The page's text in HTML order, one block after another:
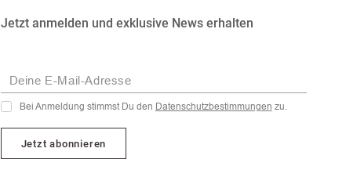
Jetzt anmelden und exklusive News erhalten
Deine E-Mail-Adresse
Bei Anmeldung stimmst Du den Datenschutzbestimmungen zu.
Jetzt abonnieren